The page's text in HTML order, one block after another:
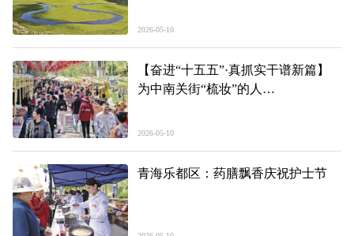
2026-05-10
【奋进“十五五”·真抓实干谱新篇】
为中南关街“梳妆”的人
2026-05-10
青海乐都区：药膳飘香庆祝护士节